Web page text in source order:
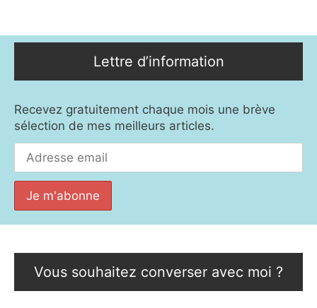
Lettre d’information
Recevez gratuitement chaque mois une brève
sélection de mes meilleurs articles.
Vous souhaitez converser avec moi ?